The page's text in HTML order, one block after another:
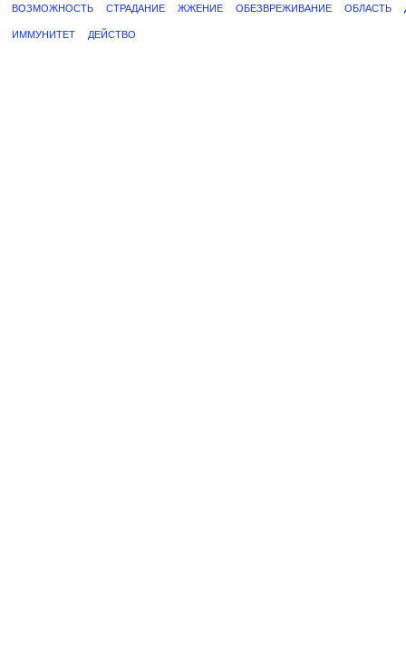
ВОЗМОЖНОСТЬ СТРАДАНИЕ ЖЖЕНИЕ ОБЕЗВРЕЖИВАНИЕ ОБЛАСТЬ
ИММУНИТЕТ ДЕЙСТВО